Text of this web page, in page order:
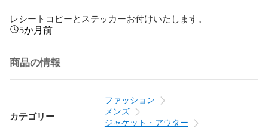
レシートコピーとステッカーお付けいたします。
5か月前
商品の情報
カテゴリー
ファッション
メンズ
ジャケット・アウター